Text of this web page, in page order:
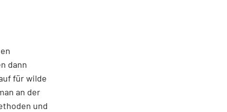
dann
für wilde
an der
und